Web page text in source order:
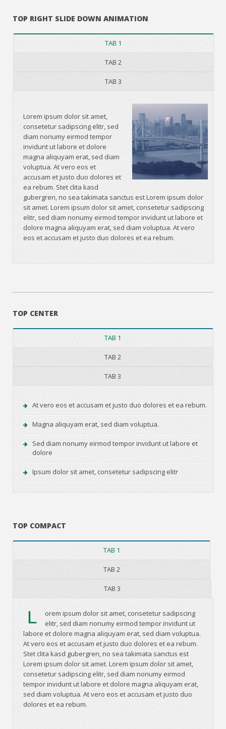
TOP RIGHT SLIDE DOWN ANIMATION
TAB 1
TAB 2
TAB 3
Lorem ipsum dolor sit amet,
consetetur sadipscing elitr, sed
diam nonumy eirmod tempor
invidunt ut labore et dolore
magna aliquyam erat, sed diam
voluptua. At vero eos et
accusam et justo duo dolores et
ea rebum. Stet clita kasd
gubergren, no sea takimata sanctus est Lorem ipsum dolor
sit amet. Lorem ipsum dolor sit amet, consetetur sadipscing
elitr, sed diam nonumy eirmod tempor invidunt ut labore et
dolore magna aliquyam erat, sed diam voluptua. At vero
eos et accusam et justo duo dolores et ea rebum.
TOP CENTER
TAB 1
TAB 2
TAB 3
At vero eos et accusam et justo duo dolores et ea rebum.
Magna aliquyam erat, sed diam voluptua.
Sed diam nonumy eirmod tempor invidunt ut labore et
dolore
Ipsum dolor sit amet, consetetur sadipscing elitr
TOP COMPACT
TAB 1
TAB 2
TAB 3
L
orem ipsum dolor sit amet, consetetur sadipscing
elitr, sed diam nonumy eirmod tempor invidunt ut
labore et dolore magna aliquyam erat, sed diam voluptua.
At vero eos et accusam et justo duo dolores et ea rebum.
Stet clita kasd gubergren, no sea takimata sanctus est
Lorem ipsum dolor sit amet. Lorem ipsum dolor sit amet,
consetetur sadipscing elitr, sed diam nonumy eirmod
tempor invidunt ut labore et dolore magna aliquyam erat,
sed diam voluptua. At vero eos et accusam et justo duo
dolores et ea rebum.